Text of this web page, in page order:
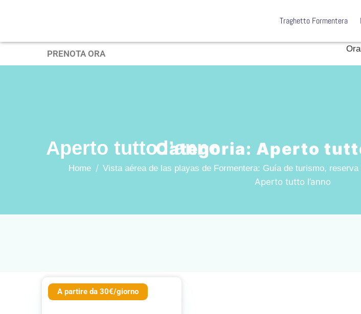
Traghetto Formentera
PRENOTA ORA
Categoria: Aperto
Home Vista aérea de las playas de Formentera: Guía de turismo,
Aperto tutto l’anno
Aperto tutto l’anno
A partire da 30€/giorno